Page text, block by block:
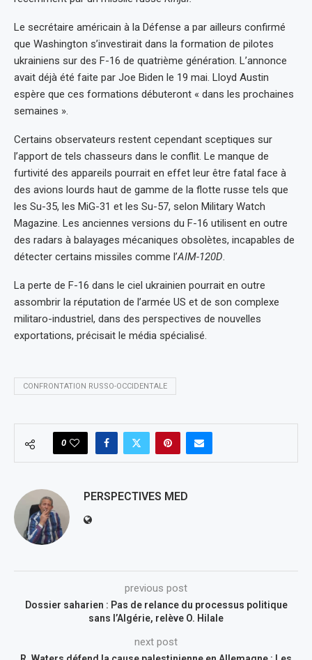
Le secrétaire américain à la Défense a par ailleurs confirmé
que Washington s’investirait dans la formation de pilotes
ukrainiens sur des F-16 de quatrième génération. L’annonce
avait déjà été faite par Joe Biden le 19 mai. Lloyd Austin
espère que ces formations débuteront « dans les prochaines
semaines ».
Certains observateurs restent cependant sceptiques sur
l’apport de tels chasseurs dans le conflit. Le manque de
furtivité des appareils pourrait en effet leur être fatal face à
des avions lourds haut de gamme de la flotte russe tels que
les Su-35, les MiG-31 et les Su-57, selon Military Watch
Magazine. Les anciennes versions du F-16 utilisent en outre
des radars à balayages mécaniques obsolètes, incapables de
détecter certains missiles comme l’AIM-120D.
La perte de F-16 dans le ciel ukrainien pourrait en outre
assombrir la réputation de l’armée US et de son complexe
militaro-industriel, dans des perspectives de nouvelles
exportations, précisait le média spécialisé.
CONFRONTATION RUSSO-OCCIDENTALE
0
PERSPECTIVES MED
previous post
Dossier saharien : Pas de relance du processus politique
sans l’Algérie, relève O. Hilale
next post